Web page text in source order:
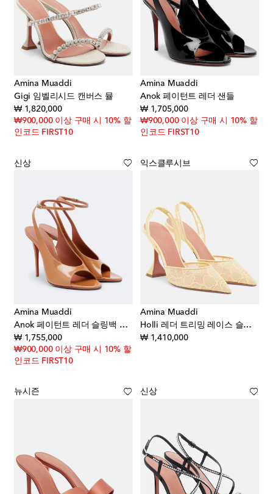
Amina Muaddi
Gigi 임벨리시드 캔버스 뮬
₩ 1,820,000original price
₩900,000 이상 구매 시 10% 할
인코드 FIRST10
Amina Muaddi
Anok 페이턴트 레더 샌들
₩ 1,705,000original price
₩900,000 이상 구매 시 10% 할
인코드 FIRST10
신상
Amina Muaddi
Anok 페이턴트 레더 슬링백 샌들
₩ 1,755,000original price
₩900,000 이상 구매 시 10% 할
인코드 FIRST10
익스클루시브
Amina Muaddi
Holli 레더 트리밍 레이스 슬링백 펌프스
₩ 1,410,000original price
뉴시즌 신상